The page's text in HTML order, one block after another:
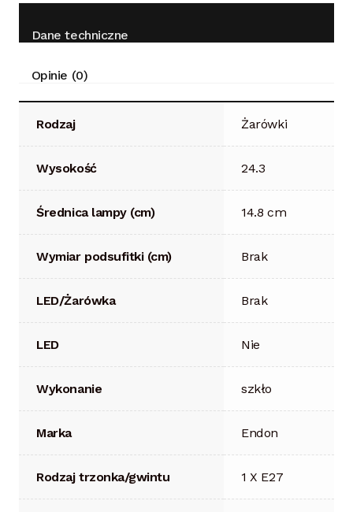
Dane techniczne
Opinie (0)
Rodzaj Żarówki
Wysokość 24.3
Średnica lampy (cm) 14.8 cm
Wymiar podsufitki (cm) Brak
LED/Żarówka Brak
LED Nie
Wykonanie szkło
Marka Endon
Rodzaj trzonka/gwintu 1 X E27